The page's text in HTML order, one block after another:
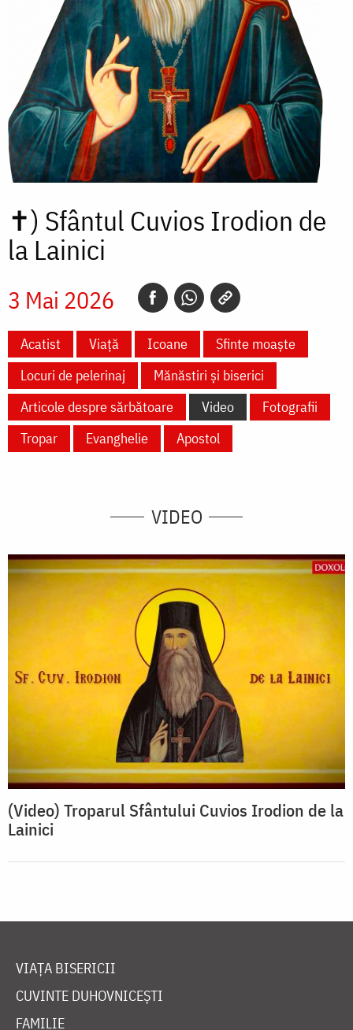
✝) Sfântul Cuvios Irodion de
la Lainici
3 Mai 2026
Acatist Viață Icoane
Sfinte moaște
Locuri de pelerinaj
Mănăstiri și biserici
Articole despre sărbătoare
Video
Fotografii
Tropar
Evanghelie Apostol
VIDEO
(Video) Troparul Sfântului Cuvios Irodion de la
Lainici
VIAȚA BISERICII
CUVINTE DUHOVNICEȘTI
FAMILIE